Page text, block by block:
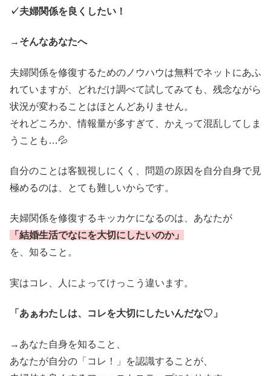
✓夫婦関係を良くしたい！
→ そんなあなたへ
夫婦関係を修復するためのノウハウは無料でネットにあふ
れていますが、どれだけ調べて試してみても、残念ながら
状況が変わることはほとんどありません。
それどころか、情報量が多すぎて、かえって混乱してしま
うことも…💦
自分のことは客観視しにくく、問題の原因を自分自身で見
極めるのは、とても難しいからです。
夫婦関係を修復するキッカケになるのは、あなたが
「結婚生活でなにを大切にしたいのか」
を、知ること。
実はコレ、人によってけっこう違います。
「あぁわたしは、コレを大切にしたいんだな♡」
→あなた自身を知ること、
あなたが自分の「コレ！」を認識することが、